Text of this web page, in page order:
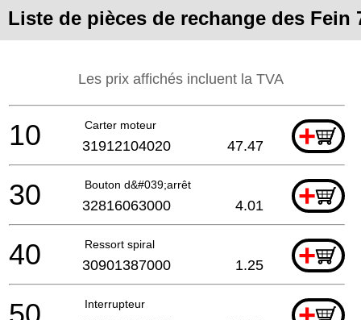
Liste de pièces de rechange des Fein
Les prix affichés incluent la TVA
Carter moteur +
10 31912104020 47.47
Bouton d&#039;arrêt +
30 32816063000 4.01
Ressort spiral +
40 30901387000 1.25
Interrupteur